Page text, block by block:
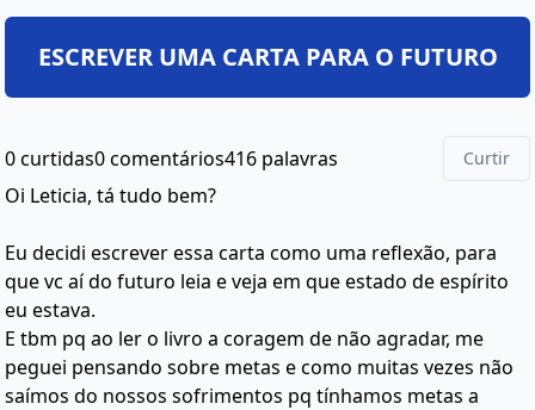
0 curtidas0 comentários416 palavras Curtir
Oi Leticia, tá tudo bem?
Eu decidi escrever essa carta como uma reflexão, para
que vc aí do futuro leia e veja em que estado de espírito
eu estava.
E tbm pq ao ler o livro a coragem de não agradar, me
peguei pensando sobre metas e como muitas vezes não
saímos do nossos sofrimentos pq tínhamos metas a
ESCREVER UMA CARTA PARA O FUTURO